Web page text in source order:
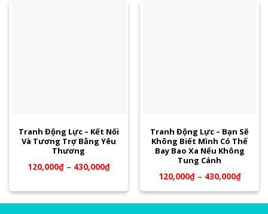
Tranh Động Lực – Kết Nối
Và Tương Trợ Bằng Yêu
Thương
120,000₫– 430,000₫
Tranh Động Lực – Bạn Sẽ
Không Biết Mình Có Thể
Bay Bao Xa Nếu Không
Tung Cánh
120,000₫– 430,000₫